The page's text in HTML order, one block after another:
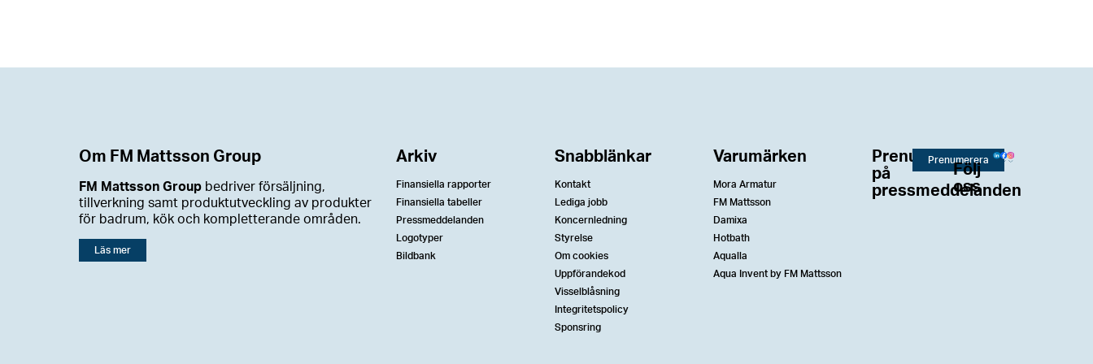
Om FM Mattsson Group
FM Mattsson Group bedriver försäljning,
tillverkning samt produktutveckling av produkter
för badrum, kök och kompletterande områden.
Läs mer
Arkiv
Finansiella rapporter
Finansiella tabeller
Pressmeddelanden
Logotyper
Bildbank
Snabblänkar
Kontakt
Lediga jobb
Koncernledning
Styrelse
Om cookies
Uppförandekod
Visselblåsning
Integritetspolicy
Sponsring
Varumärken
Mora Armatur
FM Mattsson
Damixa
Hotbath
Aqualla
Aqua Invent by FM Mattsson
Prenumerera
på
pressmeddelanden
Prenumerera
Följ
oss